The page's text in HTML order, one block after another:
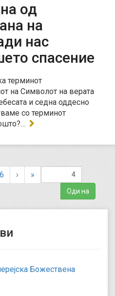
од
на
нас
спасение
терминот
на Символот на верата
и седна оддесно
со терминот
6 › »
Божествена